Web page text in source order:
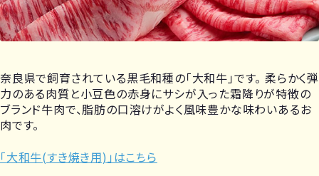
奈良県で飼育されている黒毛和種の「大和牛」です。 柔らかく弾
力のある肉質と小豆色の赤身にサシが入った霜降りが特徴の
ブランド牛肉で、脂肪の口溶けがよく風味豊かな味わいあるお
肉です。
「大和牛(すき焼き用)」はこちら